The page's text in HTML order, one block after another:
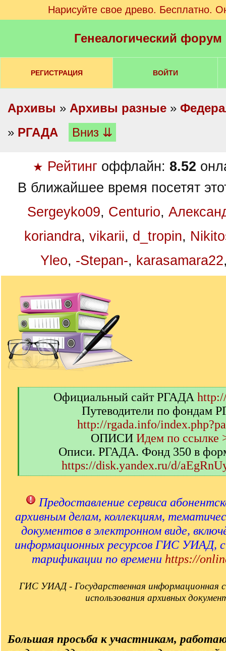
Нарисуйте свое древо. Бесплатно.
Генеалогический
РЕГИСТРАЦИЯ ВОЙТИ
Архивы » Архивы разные »
» РГАДА Вниз ⇊
★ Рейтинг оффлайн: 8.52
В ближайшее время посетят
Sergeyko09, Centurio,
koriandra, vikarii, d_tropin,
Yleo, -Stepan-, karasamara22
Официальный сайт РГАДА
Путеводители по фондам
http://rgada.info/
ОПИСИ Идем по ссылке
Описи. РГАДА. Фонд 350 в
https://disk.yandex.ru/d/
[
Предоставление сервиса
архивным делам, коллекциям,
документов в электронном виде,
информационных ресурсов ГИС УИАД,
тарификации по времени https://
ГИС УИАД - Государственная информационная
использования архивных
Большая просьба к участникам,